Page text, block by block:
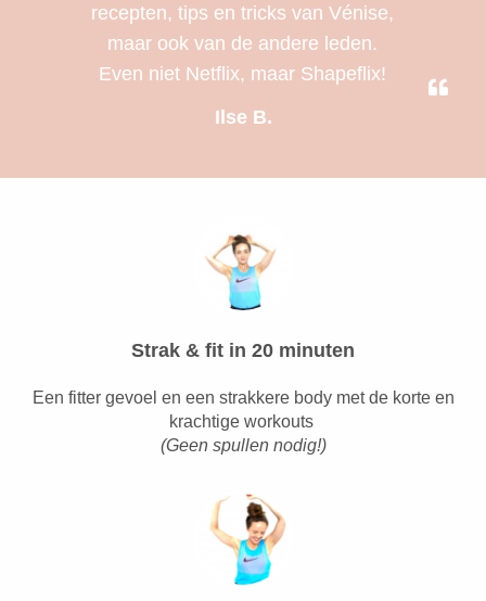
recepten, tips en tricks van Vénise,
maar ook van de andere leden.
Even niet Netflix, maar Shapeflix!
Ilse B.
Strak & fit in 20 minuten
Een fitter gevoel en een strakkere body met de korte en
krachtige workouts
(Geen spullen nodig!)